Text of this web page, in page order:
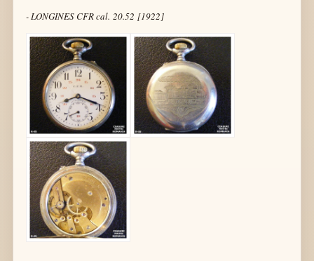
- LONGINES CFR cal. 20.52 [1922]